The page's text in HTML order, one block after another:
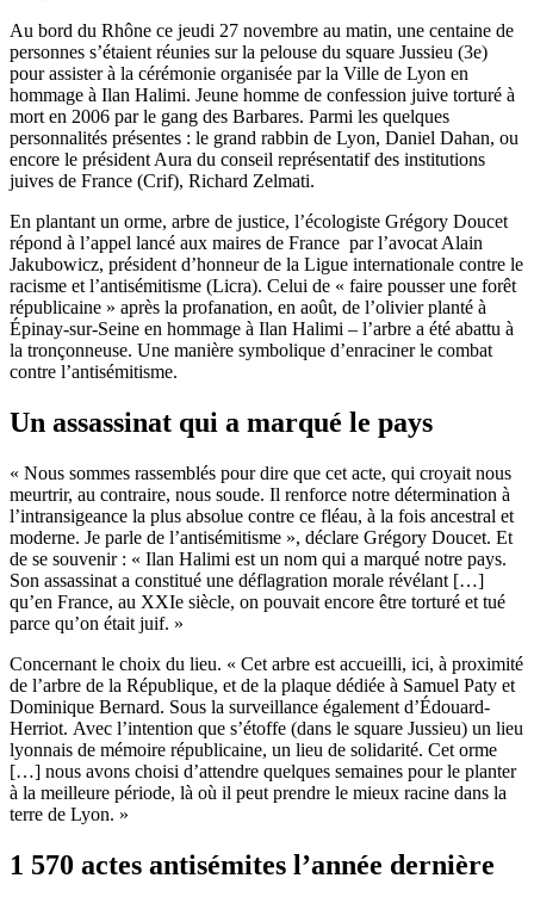
Au bord du Rhône ce jeudi 27 novembre au matin, une centaine de
personnes s’étaient réunies sur la pelouse du square Jussieu (3e)
pour assister à la cérémonie organisée par la Ville de Lyon en
hommage à Ilan Halimi. Jeune homme de confession juive torturé à
mort en 2006 par le gang des Barbares. Parmi les quelques
personnalités présentes : le grand rabbin de Lyon, Daniel Dahan, ou
encore le président Aura du conseil représentatif des institutions
juives de France (Crif), Richard Zelmati.
En plantant un orme, arbre de justice, l’écologiste Grégory Doucet
répond à l’appel lancé aux maires de France par l’avocat Alain
Jakubowicz, président d’honneur de la Ligue internationale contre le
racisme et l’antisémitisme (Licra). Celui de « faire pousser une forêt
républicaine » après la profanation, en août, de l’olivier planté à
Épinay-sur-Seine en hommage à Ilan Halimi – l’arbre a été abattu à
la tronçonneuse. Une manière symbolique d’enraciner le combat
contre l’antisémitisme.
Un assassinat qui a marqué le pays
« Nous sommes rassemblés pour dire que cet acte, qui croyait nous
meurtrir, au contraire, nous soude. Il renforce notre détermination à
l’intransigeance la plus absolue contre ce fléau, à la fois ancestral et
moderne. Je parle de l’antisémitisme », déclare Grégory Doucet. Et
de se souvenir : « Ilan Halimi est un nom qui a marqué notre pays.
Son assassinat a constitué une déflagration morale révélant […]
qu’en France, au XXIe siècle, on pouvait encore être torturé et tué
parce qu’on était juif. »
Concernant le choix du lieu. « Cet arbre est accueilli, ici, à proximité
de l’arbre de la République, et de la plaque dédiée à Samuel Paty et
Dominique Bernard. Sous la surveillance également d’Édouard-
Herriot. Avec l’intention que s’étoffe (dans le square Jussieu) un lieu
lyonnais de mémoire républicaine, un lieu de solidarité. Cet orme
[…] nous avons choisi d’attendre quelques semaines pour le planter
à la meilleure période, là où il peut prendre le mieux racine dans la
terre de Lyon. »
1 570 actes antisémites l’année dernière